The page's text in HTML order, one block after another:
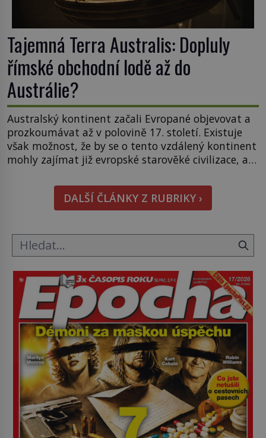
Tajemná Terra Australis: Dopluly
římské obchodní lodě až do
Austrálie?
Australský kontinent začali Evropané objevovat a
prozkoumávat až v polovině 17. století. Existuje
však možnost, že by se o tento vzdálený kontinent
mohly zajímat již evropské starověké civilizace, a
zakreslovali do map záhadný kontinent Terra
Australis – Jižní zemi. Proč? Do jisté míry to byl
smysl pro […]
DALŠÍ ČLÁNKY Z RUBRIKY ›